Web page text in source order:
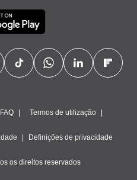
FAQ Termos de utilização
Definições de privacidade
os direitos reservados